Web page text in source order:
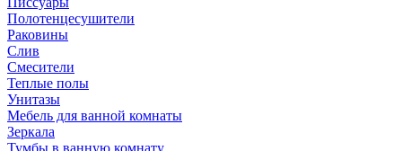
Полотенцесушители
Раковины
Слив
Смесители
Теплые полы
Унитазы
Мебель для ванной комнаты
Зеркала
Тумбы в ванную комнату